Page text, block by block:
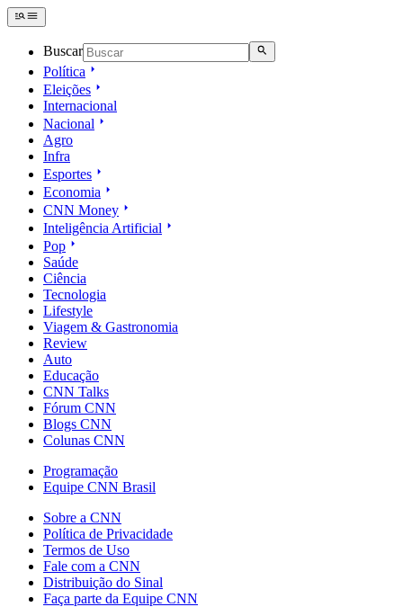
Buscar
Política
Eleições
Internacional
Nacional
Agro
Infra
Esportes
Economia
CNN Money
Inteligência Artificial
Pop
Saúde
Ciência
Tecnologia
Lifestyle
Viagem & Gastronomia
Review
Auto
Educação
CNN Talks
Fórum CNN
Blogs CNN
Colunas CNN
Programação
Equipe CNN Brasil
Sobre a CNN
Política de Privacidade
Termos de Uso
Fale com a CNN
Distribuição do Sinal
Faça parte da Equipe CNN